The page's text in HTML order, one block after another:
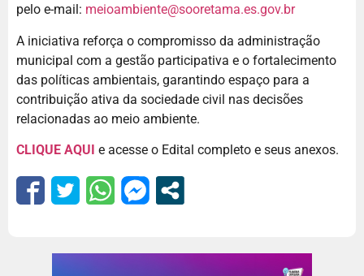
pelo e-mail: meioambiente@sooretama.es.gov.br
A iniciativa reforça o compromisso da administração
municipal com a gestão participativa e o fortalecimento
das políticas ambientais, garantindo espaço para a
contribuição ativa da sociedade civil nas decisões
relacionadas ao meio ambiente.
CLIQUE AQUI e acesse o Edital completo e seus anexos.